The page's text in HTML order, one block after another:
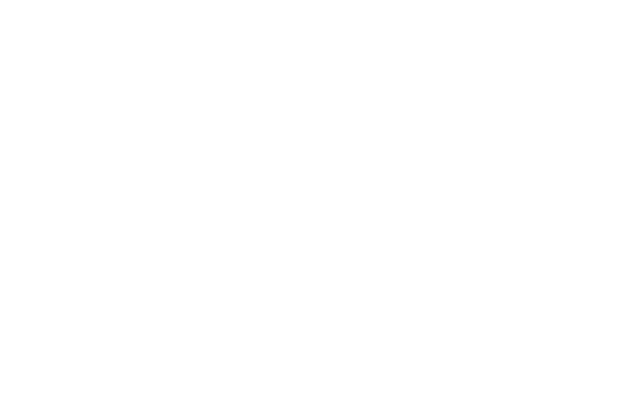
los für unsere täglichen Tauchausfahrten im März 2025!
der kleinen und auch großen Schätze, die unser schönes Rotes Meer zu bieten hat. Außerdem erzählen sie über all das, was sie auf
auf unseren mehrtägigen Minisafaris halten sie euch stets auf dem Laufenden. Egal, ob Early Morning Dive oder
Abu Nuhas oder an der Thistlegorm stehen auf dem Programm. Ob im Norden oder Süden, ihr seid mit an Bord!
erscheinen täglich! 365 Tage im Jahr könnt ihr mit uns zusammen auf die Reise gehen und im
täglichen Tauchausfahrten!